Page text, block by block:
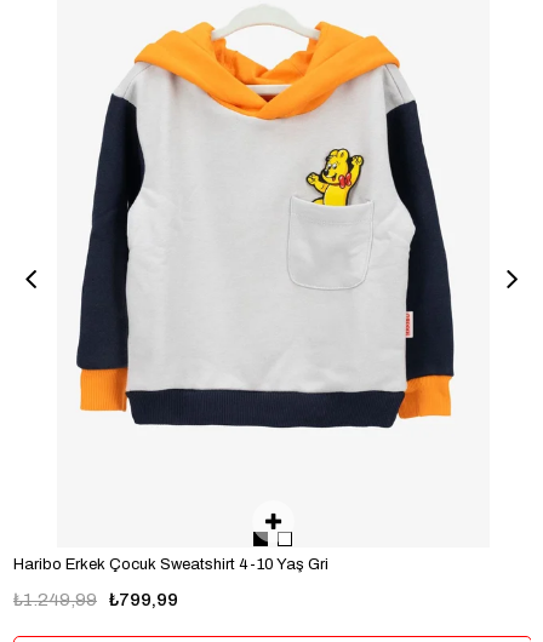
Haribo Erkek Çocuk Sweatshirt 4-10 Yaş Gri
₺799,99
₺1.249,99